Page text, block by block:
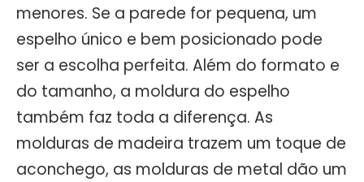
menores. Se a parede for pequena, um
espelho único e bem posicionado pode
ser a escolha perfeita. Além do formato e
do tamanho, a moldura do espelho
também faz toda a diferença. As
molduras de madeira trazem um toque de
aconchego, as molduras de metal dão um